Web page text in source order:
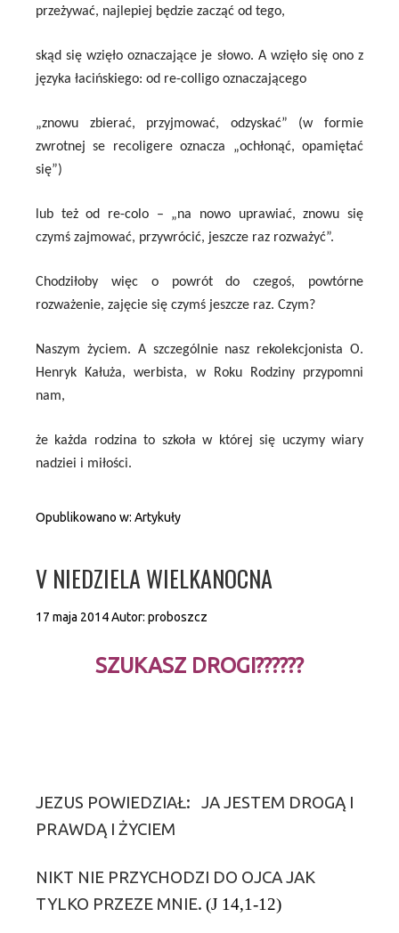
przeżywać, najlepiej będzie zacząć od tego,
skąd się wzięło oznaczające je słowo. A wzięło się ono z
języka łacińskiego: od re-colligo oznaczającego
„znowu zbierać, przyjmować, odzyskać” (w formie
zwrotnej se recoligere oznacza „ochłonąć, opamiętać
się”)
lub też od re-colo – „na nowo uprawiać, znowu się
czymś zajmować, przywrócić, jeszcze raz rozważyć”.
Chodziłoby więc o powrót do czegoś, powtórne
rozważenie, zajęcie się czymś jeszcze raz. Czym?
Naszym życiem. A szczególnie nasz rekolekcjonista O.
Henryk Kałuża, werbista, w Roku Rodziny przypomni
nam,
że każda rodzina to szkoła w której się uczymy wiary
nadziei i miłości.
Opublikowano w: Artykuły
V NIEDZIELA WIELKANOCNA
17 maja 2014Autor: proboszcz
SZUKASZ DROGI??????
JEZUS POWIEDZIAŁ: JA JESTEM DROGĄ I
PRAWDĄ I ŻYCIEM
NIKT NIE PRZYCHODZI DO OJCA JAK
TYLKO PRZEZE MNIE. (J 14,1-12)